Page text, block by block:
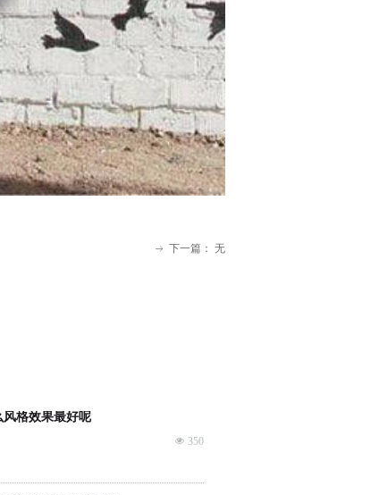
ꁹ 下一篇： 无
格效果最好呢
넶 350